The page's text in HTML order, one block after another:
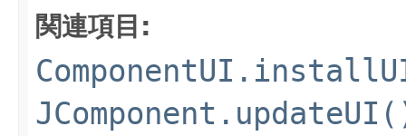
関連項目: